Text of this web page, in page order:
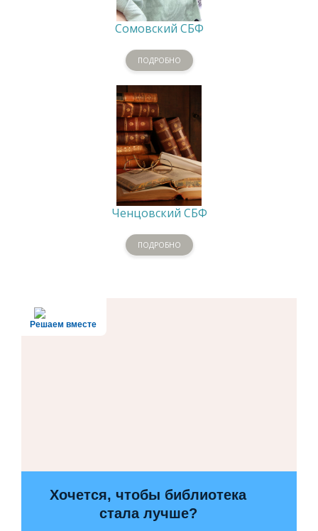
Сомовский СБФ
ПОДРОБНО
Ченцовский СБФ
ПОДРОБНО
Решаем вместе
Хочется, чтобы библиотека
стала лучше?